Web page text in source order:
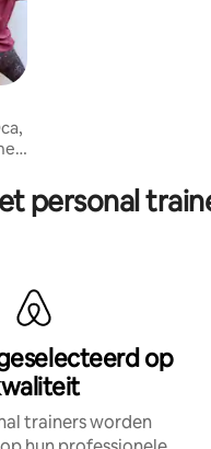
personal
op
trainers worden